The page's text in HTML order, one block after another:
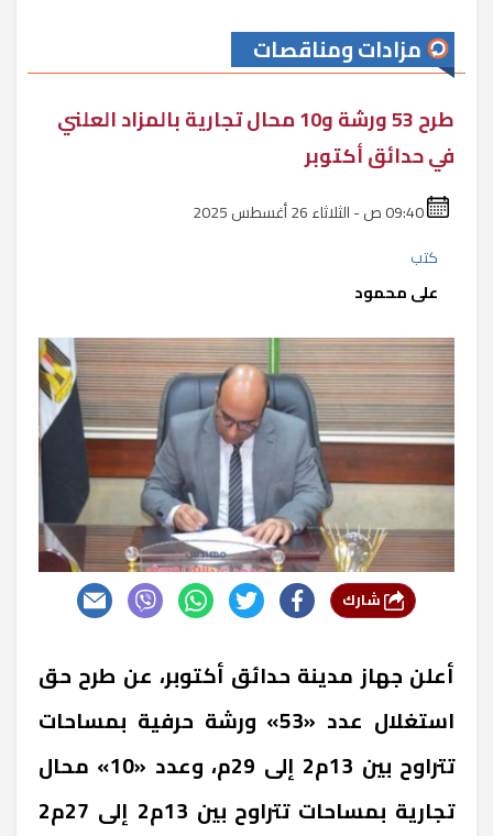
مزادات ومناقصات
طرح 53 ورشة و10 محال تجارية بالمزاد العلني
في حدائق أكتوبر
كتب
على محمود
أعلن جهاز مدينة حدائق أكتوبر، عن طرح حق
استغلال عدد «53» ورشة حرفية بمساحات
تتراوح بين 13م2 إلى 29م، وعدد «10» محال
تجارية بمساحات تتراوح بين 13م2 إلى 27م2